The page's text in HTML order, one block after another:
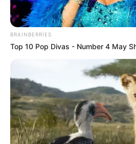
Bakıda yaşayanların
2026-cı il saat 00:00-
Prezidentdən AZAL-la
BRAINBERRIES
Top 10 Pop Divas - Number 4 May